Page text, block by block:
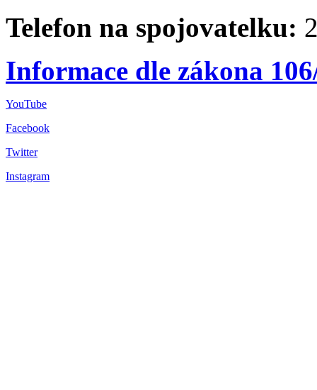
Telefon na spojovatelku:
Informace dle zákona
YouTube
Facebook
Twitter
Instagram